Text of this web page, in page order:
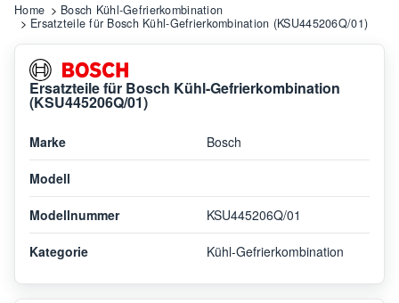
Home
Bosch Kühl-Gefrierkombination
Ersatzteile für Bosch Kühl-Gefrierkombination (KSU445206Q/01)
Ersatzteile für Bosch Kühl-Gefrierkombination
(KSU445206Q/01)
Marke Bosch
Modell
Modellnummer KSU445206Q/01
Kategorie Kühl-Gefrierkombination